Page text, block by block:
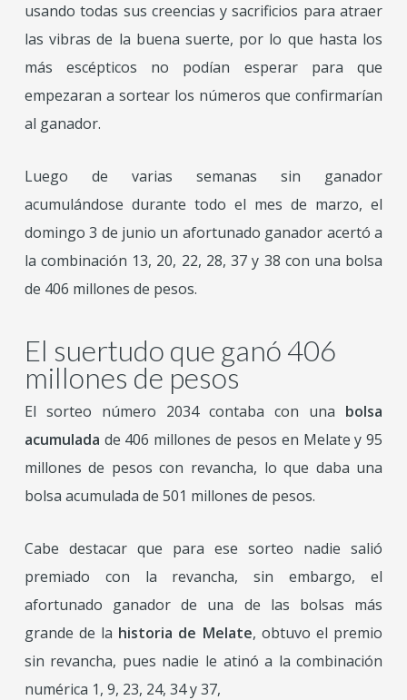
usando todas sus creencias y sacrificios para atraer
las vibras de la buena suerte, por lo que hasta los
más escépticos no podían esperar para que
empezaran a sortear los números que confirmarían
al ganador.
Luego de varias semanas sin ganador
acumulándose durante todo el mes de marzo, el
domingo 3 de junio un afortunado ganador acertó a
la combinación 13, 20, 22, 28, 37 y 38 con una bolsa
de 406 millones de pesos.
El suertudo que ganó 406
millones de pesos
El sorteo número 2034 contaba con una bolsa
acumulada de 406 millones de pesos en Melate y 95
millones de pesos con revancha, lo que daba una
bolsa acumulada de 501 millones de pesos.
Cabe destacar que para ese sorteo nadie salió
premiado con la revancha, sin embargo, el
afortunado ganador de una de las bolsas más
grande de la historia de Melate, obtuvo el premio
sin revancha, pues nadie le atinó a la combinación
numérica 1, 9, 23, 24, 34 y 37,